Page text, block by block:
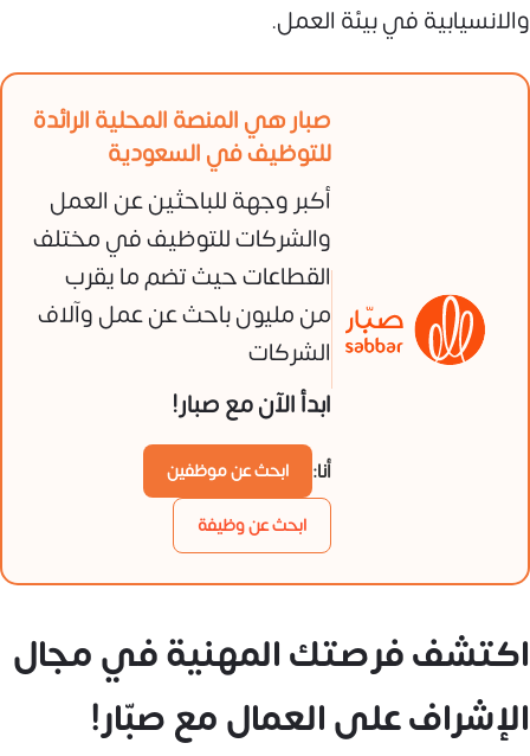
والانسيابية في بيئة العمل.
صبار هي المنصة المحلية الرائدة
للتوظيف في السعودية
أكبر وجهة للباحثين عن العمل
والشركات للتوظيف في مختلف
القطاعات حيث تضم ما يقرب
من مليون باحث عن عمل وآلاف
الشركات
ابدأ الآن مع صبار!
أنا:
ابحث عن موظفين
ابحث عن وظيفة
اكتشف فرصتك المهنية في مجال
الإشراف على العمال مع صبّار!